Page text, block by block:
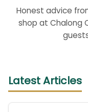
Honest advice
shop at Chalong
Latest Articles